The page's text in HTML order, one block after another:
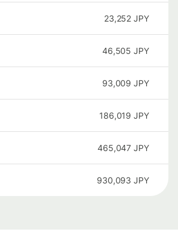
23,252 JPY
46,505 JPY
93,009 JPY
186,019 JPY
465,047 JPY
930,093 JPY